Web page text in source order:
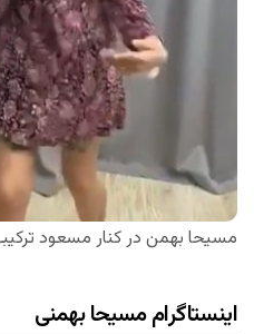
مسیحا بهمن در کنار مسعود
اینستاگرام مسیحا بهمنی